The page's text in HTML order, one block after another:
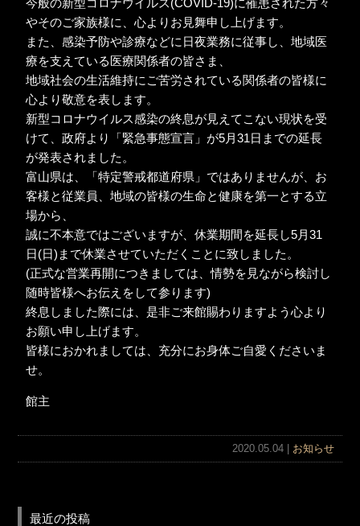
今般の新型コロナウイルス(COVID-19)に罹患された方々
やそのご家族様に、心よりお見舞申し上げます。
また、感染予防や診療などに日夜業務に従事し、地域医
療を支えている医療関係者の皆さま、
地域社会の生活維持にご苦労されている関係者の皆様に
心より敬意を表します。
新型コロナウイルス感染の終息が見えてこない現状を受
けて、政府より「緊急事態宣言」が5月31日までの延長
が発表されました。
富山県は、「特定警戒都道府県」ではありませんが、お
客様と従業員、地域の皆様の生命と健康を第一とする立
場から、
誠に不本意ではございますが、休業期間を延長し5月31
日(日)まで休業させていただくことに致しました。
(正式な営業再開につきましては、情勢を見ながら検討し
随時皆様へお伝えをして参ります)
終息しました際には、是非ご来館賜わりますよう心より
お願い申し上げます。
皆様におかれましては、充分にお身体ご自愛くださいま
せ。
館主
2020.05.04 | お知らせ
最近の投稿